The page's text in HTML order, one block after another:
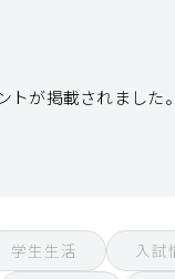
が掲載されました
学生生活 入試